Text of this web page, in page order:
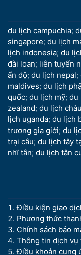
du lịch campuchia;
singapore; du lịch
lịch indonesia; du
đài loan; liên tuyến
ấn độ; du lịch nepal;
maldives; du lịch
quốc; du lịch mỹ; du
zealand; du lịch
lịch uganda; du lịch
trương gia giới; du
trại câu; du lịch tây
nhĩ tân; du lịch tân
Điều kiện giao
Phương thức
Chính sách bảo
Thông tin dịch vụ
Điều khoản cung